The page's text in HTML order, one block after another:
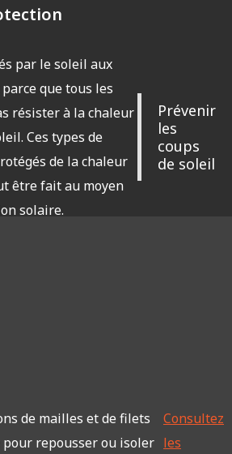
par le soleil aux
que tous les
résister à la chaleur
Ces types de
de la chaleur
être fait au moyen
solaire.
Prévenir
les
coups
de soleil
de mailles et de filets
repousser ou isoler
Consultez
les